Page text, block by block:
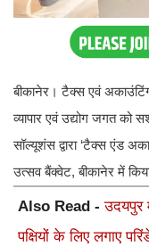
बीकानेर। टैक्स एवं
व्यापार एवं उद्योग जगत को
सॉल्यूशंस द्वारा ‘टैक्स एंड
उत्सव बैंक्वेट, बीकानेर में
Also Read -उदयपुर
पक्षियों के लिए लगाए